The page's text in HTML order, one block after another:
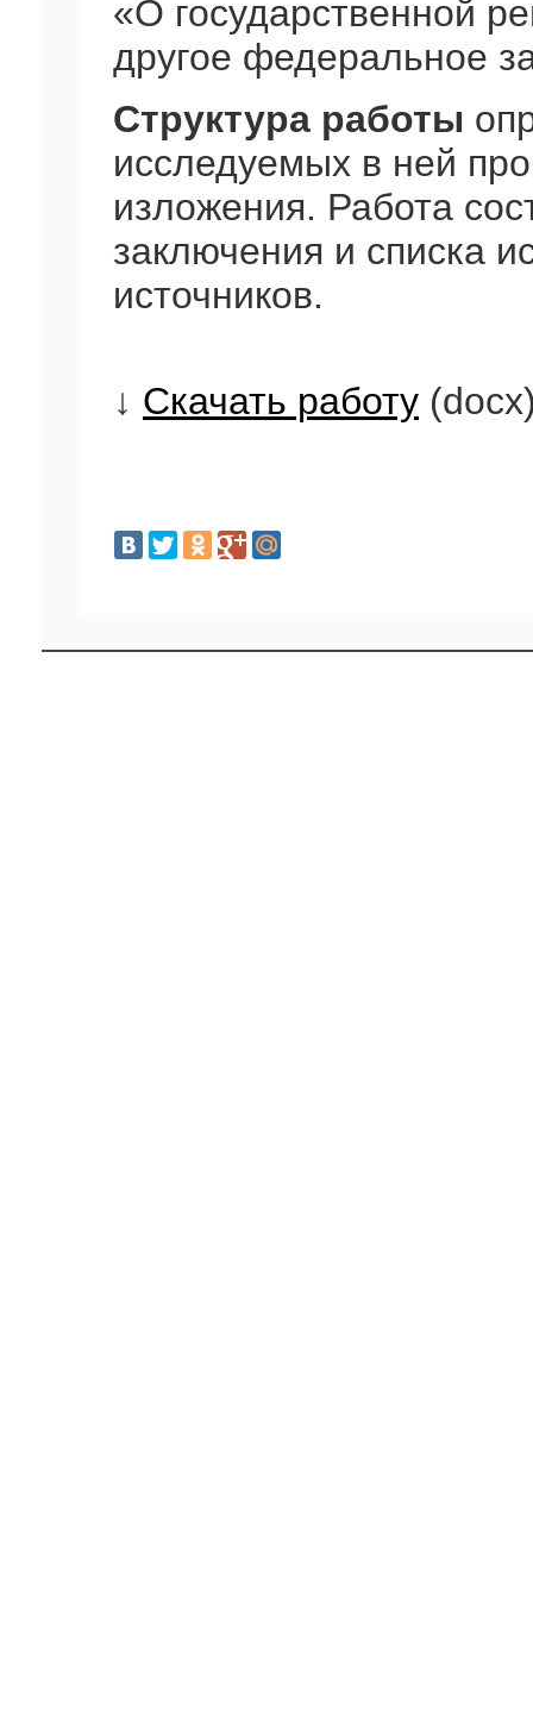
«О государственной
другое федеральное
Структура работы
исследуемых в ней
изложения. Работа
заключения и списка
источников.
↓ Скачать работу